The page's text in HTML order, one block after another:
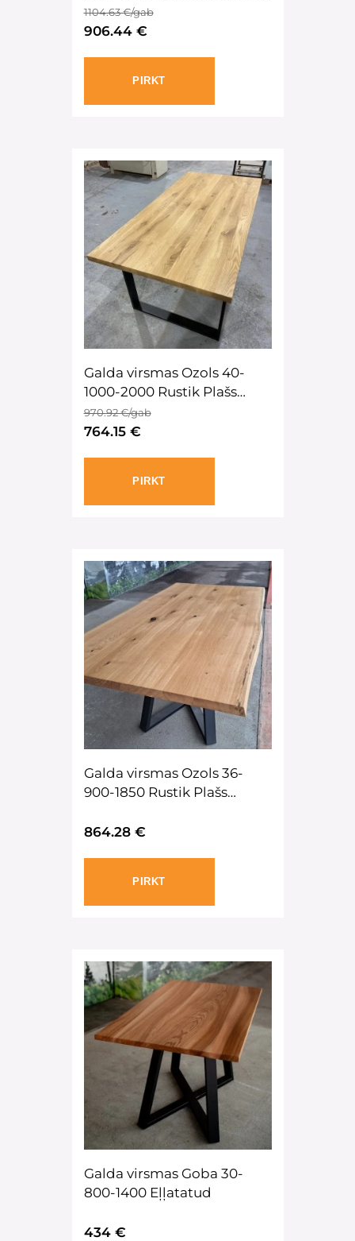
eļļatatud
1104.63 €/gab
906.44 €
PIRKT
Galda virsmas Ozols 40-
1000-2000 Rustik Plašs
lameles eļļatatud
970.92 €/gab
764.15 €
PIRKT
Galda virsmas Ozols 36-
900-1850 Rustik Plašs
864.28 €
PIRKT
Galda virsmas Goba 30-
800-1400 Eļļatatud
434 €